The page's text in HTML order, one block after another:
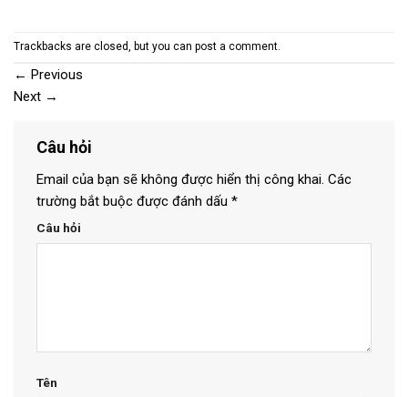
Trackbacks are closed, but you can post a comment
← Previous
Next →
Câu hỏi
Email của bạn sẽ không được hiển thị công khai. Các
trường bắt buộc được đánh dấu *
Câu hỏi
Tên